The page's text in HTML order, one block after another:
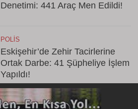
Denetimi: 441 Araç Men Edildi!
POLIS
Eskişehir’de Zehir Tacirlerine
Ortak Darbe: 41 Şüpheliye İşlem
Yapıldı!